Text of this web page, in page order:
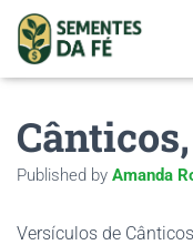
Published by Amanda
Versículos de